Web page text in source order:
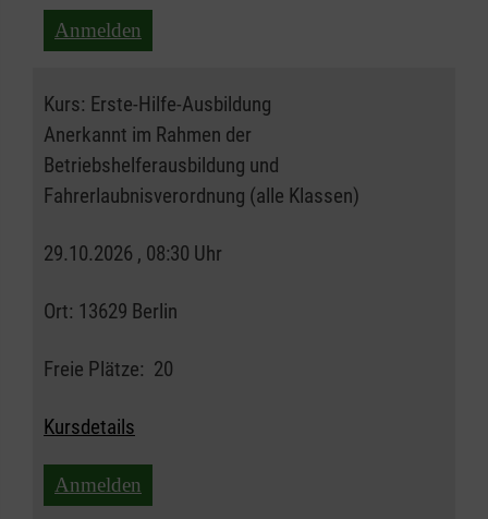
Anmelden
Kurs: Erste-Hilfe-Ausbildung
Anerkannt im Rahmen der
Betriebshelferausbildung und
Fahrerlaubnisverordnung (alle Klassen)
29.10.2026 , 08:30 Uhr
Ort: 13629 Berlin
Freie Plätze: 20
Kursdetails
Anmelden